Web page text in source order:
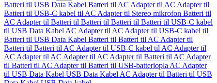
Batteri til USB Data Kabel Batteri til AC Adapter til AC Adapter til
Batteri til USB-C kabel til AC Adapter til Stereo mikrofon Batteri til
AC Adapter til Batteri til Batteri til Batteri til Batteri til USB-C kabel
til USB Data Kabel AC Adapter til AC Adapter til USB-C kabel til
Batteri til USB Data Kabel Batteri til Batteri til AC Adapter til
Batteri til Batteri til AC Adapter til USB-C kabel til AC Adapter til
AC Adapter til AC Adapter til AC Adapter til Batteri til AC Adapter
til Batteri til AC Adapter til Batteri til USB-batteriopla AC Adapter
til USB Data Kabel USB Data Kabel AC Adapter til Batteri til USB